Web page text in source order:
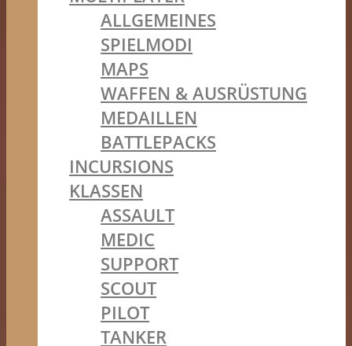
ALLGEMEINES
SPIELMODI
MAPS
WAFFEN & AUSRÜSTUNG
MEDAILLEN
BATTLEPACKS
INCURSIONS
KLASSEN
ASSAULT
MEDIC
SUPPORT
SCOUT
PILOT
TANKER